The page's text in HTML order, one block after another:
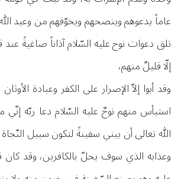
عاماً يدعوهم وينصحهم ويخوّفهم من وعيد
تلق دعوات نوح عليه السّلام آذاناً صاغيةً
إلّا قليلٌ منهم،
وقد أبوا إلاّ الإصرار على الكفر وعبادة
استيأس منهم نوحٌ عليه السّلام دعا ربّه إنّي
الله تعالى أن يبني سفينةً لتكون سبيل
وعذابه الذي سوف يحلّ بالكافرين، وقد كان